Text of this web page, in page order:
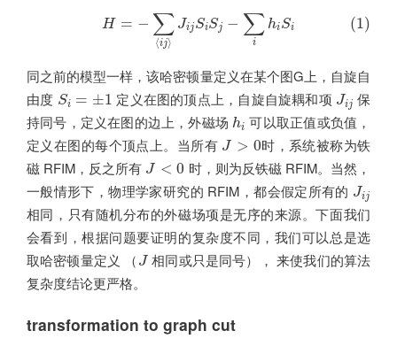
H = − ∑
⟨ij⟩
JijSiSj − ∑
i
hiSi (1)
(1) −∑⟨ j⟩ ij Si ∑ih iS
同之前的模型一样，该哈密顿量定义在某个图G上，自旋自
由度 Si = ±1
Si =± 1 定义在图的顶点上，自旋自旋耦和项 Jij
Jij 保
持同号，定义在图的边上，外磁场 hi
hi 可以取正值或负值，
定义在图的每个顶点上。当所有 J > 0
J>0
时，系统被称为铁
磁 RFIM，反之所有 J < 0
J<0
时，则为反铁磁 RFIM。当然，
一般情形下，物理学家研究的 RFIM，都会假定所有的 Jij
Jij
相同，只有随机分布的外磁场项是无序的来源。下面我们
会看到，根据问题要证明的复杂度不同，我们可以总是选
取哈密顿量定义 （ J
J相同或只是同号）， 来使我们的算法
复杂度结论更严格。
transformation to graph cut